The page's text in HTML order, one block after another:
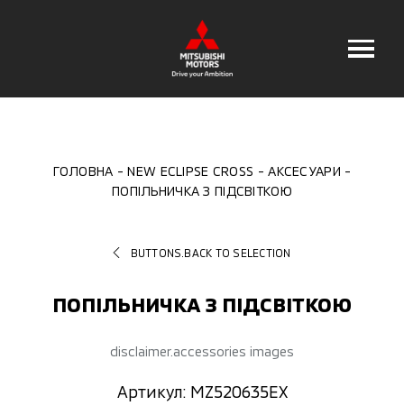
ГОЛОВНА NEW ECLIPSE CROSS
АКСЕСУАРИ
ПОПІЛЬНИЧКА З ПІДСВІТКОЮ
BUTTONS.BACK TO SELECTION
ПОПІЛЬНИЧКА З ПІДСВІТКОЮ
disclaimer.accessories images
Артикул: MZ520635EX